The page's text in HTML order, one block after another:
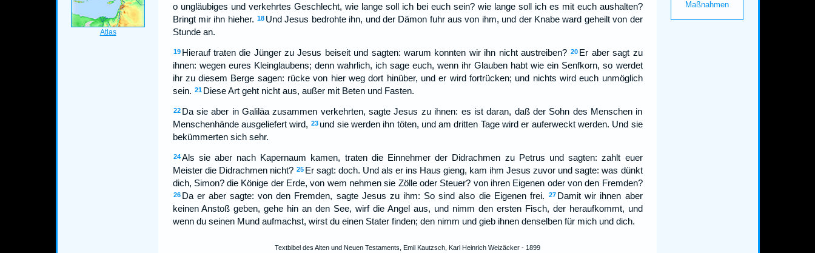
o ungläubiges und verkehrtes Geschlecht, wie lange soll ich bei euch sein? wie lange soll ich es mit euch aushalten?
Bringt mir ihn hieher. 18 Und Jesus bedrohte ihn, und der Dämon fuhr aus von ihm, und der Knabe ward geheilt von der
Stunde an.
19 Hierauf traten die Jünger zu Jesus beiseit und sagten: warum konnten wir ihn nicht austreiben? 20 Er aber sagt zu
ihnen: wegen eures Kleinglaubens; denn wahrlich, ich sage euch, wenn ihr Glauben habt wie ein Senfkorn, so werdet
ihr zu diesem Berge sagen: rücke von hier weg dort hinüber, und er wird fortrücken; und nichts wird euch unmöglich
sein. 21 Diese Art geht nicht aus, außer mit Beten und Fasten.
22 Da sie aber in Galiläa zusammen verkehrten, sagte Jesus zu ihnen: es ist daran, daß der Sohn des Menschen in
Menschenhände ausgeliefert wird, 23 und sie werden ihn töten, und am dritten Tage wird er auferweckt werden. Und sie
bekümmerten sich sehr.
24 Als sie aber nach Kapernaum kamen, traten die Einnehmer der Didrachmen zu Petrus und sagten: zahlt euer
Meister die Didrachmen nicht? 25 Er sagt: doch. Und als er ins Haus gieng, kam ihm Jesus zuvor und sagte: was dünkt
dich, Simon? die Könige der Erde, von wem nehmen sie Zölle oder Steuer? von ihren Eigenen oder von den Fremden?
26 Da er aber sagte: von den Fremden, sagte Jesus zu ihm: So sind also die Eigenen frei. 27 Damit wir ihnen aber
keinen Anstoß geben, gehe hin an den See, wirf die Angel aus, und nimm den ersten Fisch, der heraufkommt, und
wenn du seinen Mund aufmachst, wirst du einen Stater finden; den nimm und gieb ihnen denselben für mich und dich.
Textbibel des Alten und Neuen Testaments, Emil Kautzsch, Karl Heinrich Weizäcker - 1899